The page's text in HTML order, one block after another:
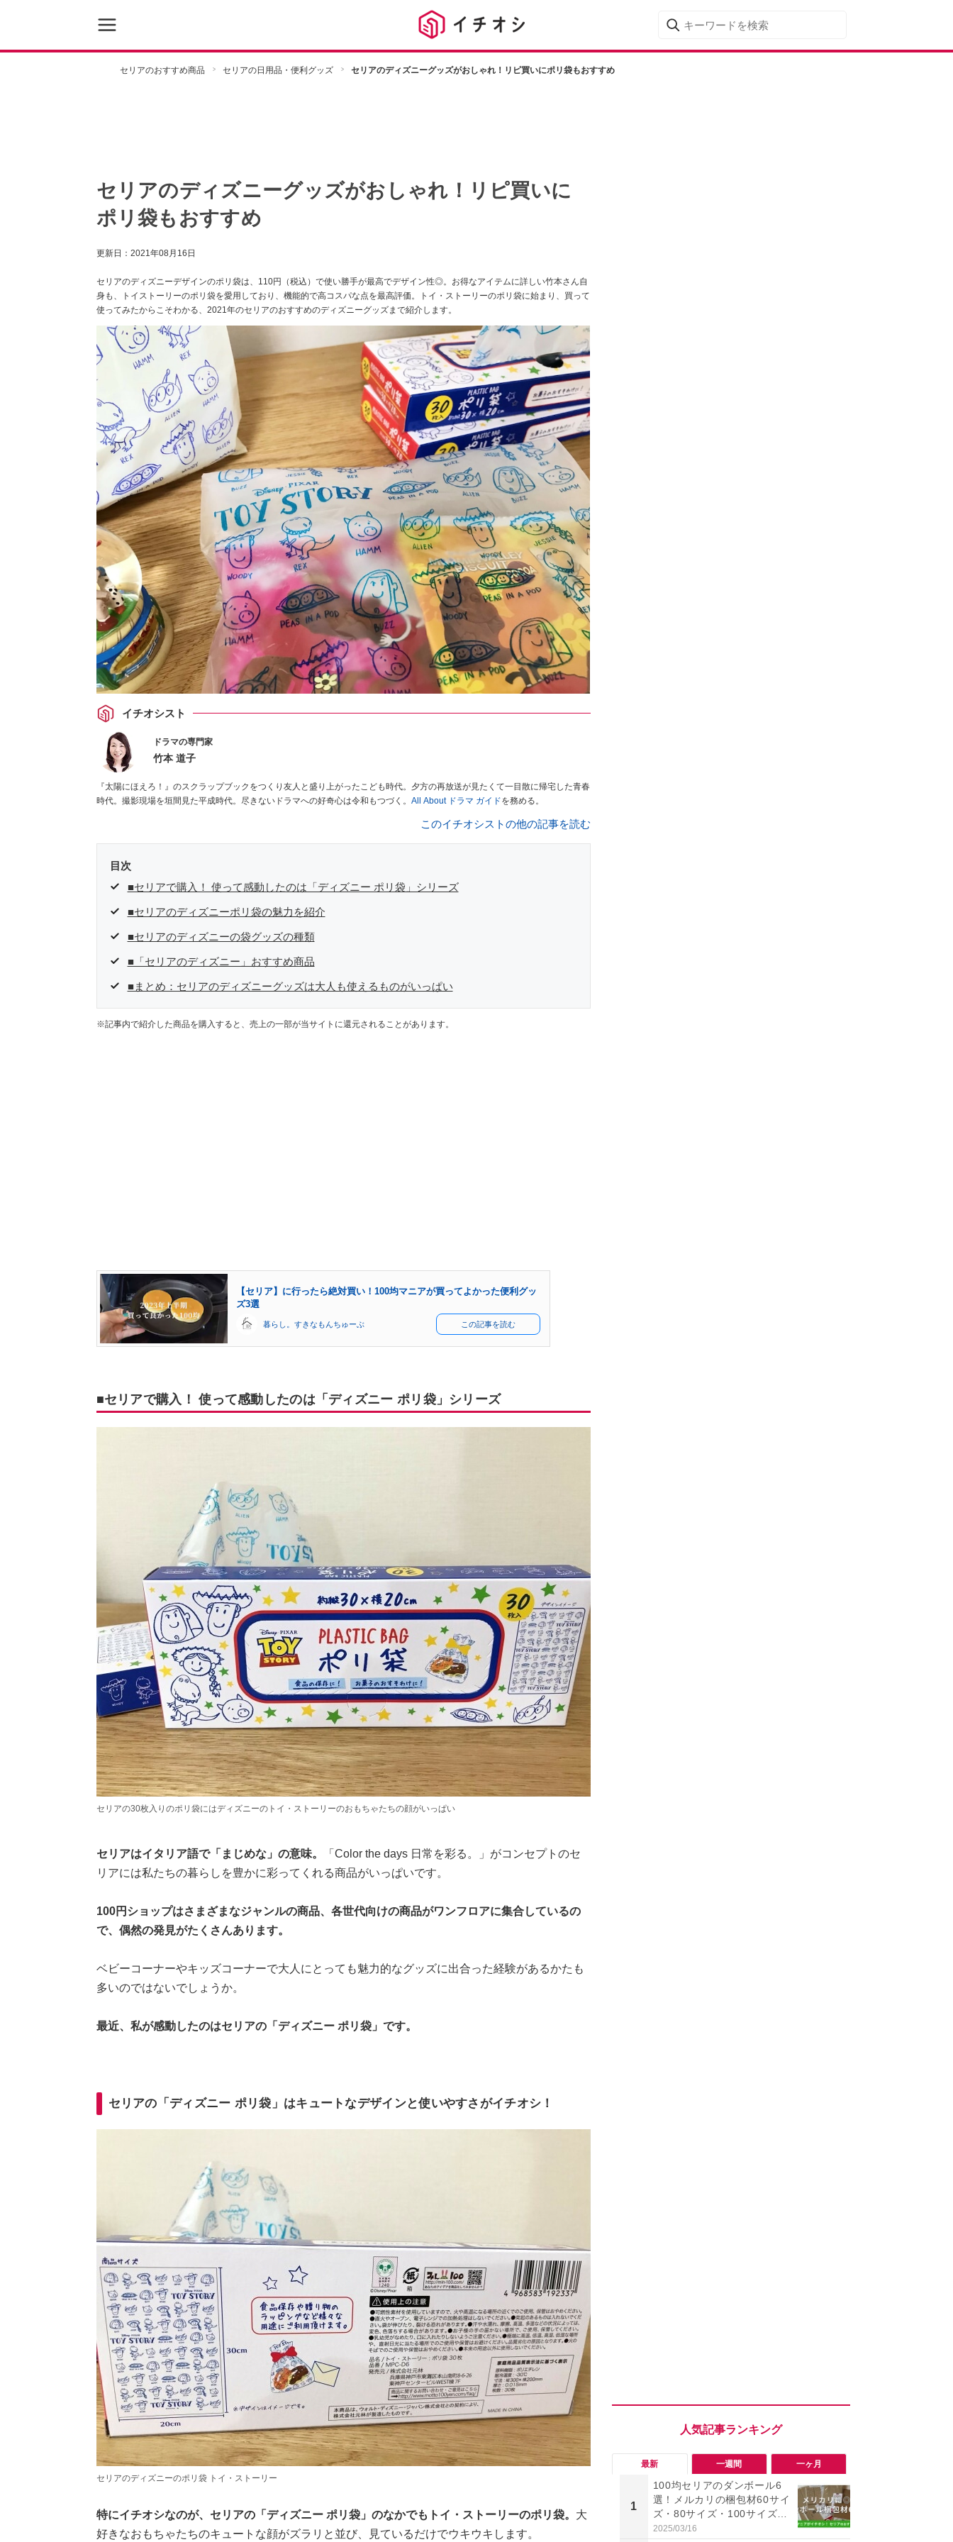
セリアのおすすめ商品 セリアの日用品・便利グッズ セリアのディズニーグッズがおしゃれ！リピ買いにポリ袋もおすすめ
セリアのディズニーグッズがおしゃれ！リピ買いに
ポリ袋もおすすめ
更新日： 2021年08月16日
セリアのディズニーデザインのポリ袋は、110円（税込）で使い勝手が最高でデザイン性◎。お得なアイテムに詳しい竹本さん自
身も、トイストーリーのポリ袋を愛用しており、機能的で高コスパな点を最高評価。トイ・ストーリーのポリ袋に始まり、買って
使ってみたからこそわかる、2021年のセリアのおすすめのディズニーグッズまで紹介します。
イチオシスト
ドラマの専門家
竹本 道子
『太陽にほえろ！』のスクラップブックをつくり友人と盛り上がったこども時代。夕方の再放送が見たくて一目散に帰宅した青春
時代。撮影現場を垣間見た平成時代。尽きないドラマへの好奇心は令和もつづく。 All About ドラマ ガイドを務める。
このイチオシストの他の記事を読む
目次
■セリアで購入！ 使って感動したのは「ディズニー ポリ袋」シリーズ
■セリアのディズニーポリ袋の魅力を紹介
■セリアのディズニーの袋グッズの種類
■「セリアのディズニー」おすすめ商品
■まとめ：セリアのディズニーグッズは大人も使えるものがいっぱい
※記事内で紹介した商品を購入すると、売上の一部が当サイトに還元されることがあります。
【セリア】に行ったら絶対買い！100均マニアが買ってよかった便利グッ
ズ3選
暮らし。すきなもんちゅーぶ この記事を読む
■セリアで購入！ 使って感動したのは「ディズニー ポリ袋」シリーズ
セリアの30枚入りのポリ袋にはディズニーのトイ・ストーリーのおもちゃたちの顔がいっぱい
セリアはイタリア語で「まじめな」の意味。
「Color the days 日常を彩る。」がコンセプトのセ
リアには私たちの暮らしを豊かに彩ってくれる商品がいっぱいです。
100円ショップはさまざまなジャンルの商品、各世代向けの商品がワンフロアに集合しているの
で、偶然の発見がたくさんあります。
ベビーコーナーやキッズコーナーで大人にとっても魅力的なグッズに出合った経験があるかたも
多いのではないでしょうか。
最近、私が感動したのはセリアの「ディズニー ポリ袋」です。
セリアの「ディズニー ポリ袋」はキュートなデザインと使いやすさがイチオシ！
セリアのディズニーのポリ袋 トイ・ストーリー
特にイチオシなのが、セリアの「ディズニー ポリ袋」のなかでもトイ・ストーリーのポリ袋。 大
好きなおもちゃたちのキュートな顔がズラリと並び、見ているだけでウキウキします。
最新 一週間 一ヶ月
1
100均セリアのダンボール6
選！メルカリの梱包材60サイ
ズ・80サイズ・100サイズに
も対応、収納にも便利
2025/03/16